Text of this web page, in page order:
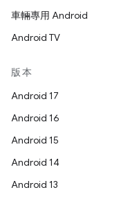
車輛專用 Android
Android TV
版本
Android 17
Android 16
Android 15
Android 14
Android 13